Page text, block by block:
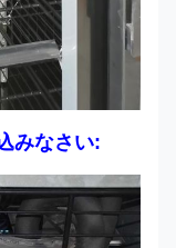
みなさい: